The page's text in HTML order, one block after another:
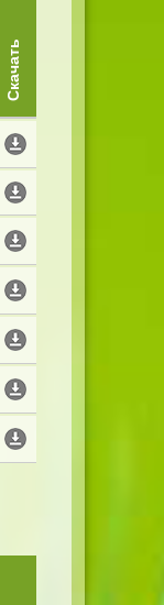
Скачать